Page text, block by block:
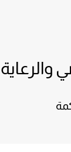
والرعاية